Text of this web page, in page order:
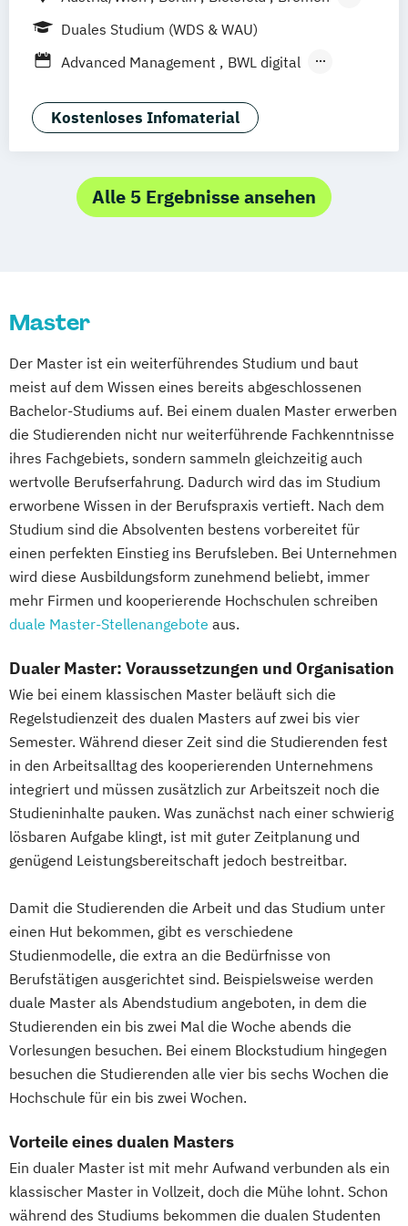
Dortmund
Düsseldorf/Ratingen
Hamburg
Hannover
Kaiserslautern/Kusel Kiel
Ludwigshafen/Diez München
Online-Fernstudium Regensburg Stade
Stuttgart Köln
Offenbach bei Frankfurt am Main
Duales Studium (WDS & WAU)
Advanced Management
BWL digital
Tourismus- und Eventmanagement
Kostenloses Infomaterial
Alle 5 Ergebnisse ansehen
Master
Der Master ist ein weiterführendes Studium und baut
meist auf dem Wissen eines bereits abgeschlossenen
Bachelor-Studiums auf. Bei einem dualen Master erwerben
die Studierenden nicht nur weiterführende Fachkenntnisse
ihres Fachgebiets, sondern sammeln gleichzeitig auch
wertvolle Berufserfahrung. Dadurch wird das im Studium
erworbene Wissen in der Berufspraxis vertieft. Nach dem
Studium sind die Absolventen bestens vorbereitet für
einen perfekten Einstieg ins Berufsleben. Bei Unternehmen
wird diese Ausbildungsform zunehmend beliebt, immer
mehr Firmen und kooperierende Hochschulen schreiben
duale Master-Stellenangebote aus.
Dualer Master: Voraussetzungen und Organisation
Wie bei einem klassischen Master beläuft sich die
Regelstudienzeit des dualen Masters auf zwei bis vier
Semester. Während dieser Zeit sind die Studierenden fest
in den Arbeitsalltag des kooperierenden Unternehmens
integriert und müssen zusätzlich zur Arbeitszeit noch die
Studieninhalte pauken. Was zunächst nach einer schwierig
lösbaren Aufgabe klingt, ist mit guter Zeitplanung und
genügend Leistungsbereitschaft jedoch bestreitbar.
Damit die Studierenden die Arbeit und das Studium unter
einen Hut bekommen, gibt es verschiedene
Studienmodelle, die extra an die Bedürfnisse von
Berufstätigen ausgerichtet sind. Beispielsweise werden
duale Master als Abendstudium angeboten, in dem die
Studierenden ein bis zwei Mal die Woche abends die
Vorlesungen besuchen. Bei einem Blockstudium hingegen
besuchen die Studierenden alle vier bis sechs Wochen die
Hochschule für ein bis zwei Wochen.
Vorteile eines dualen Masters
Ein dualer Master ist mit mehr Aufwand verbunden als ein
klassischer Master in Vollzeit, doch die Mühe lohnt. Schon
während des Studiums bekommen die dualen Studenten